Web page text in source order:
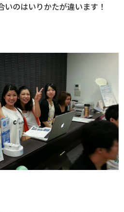
いのはいりかたが違います！